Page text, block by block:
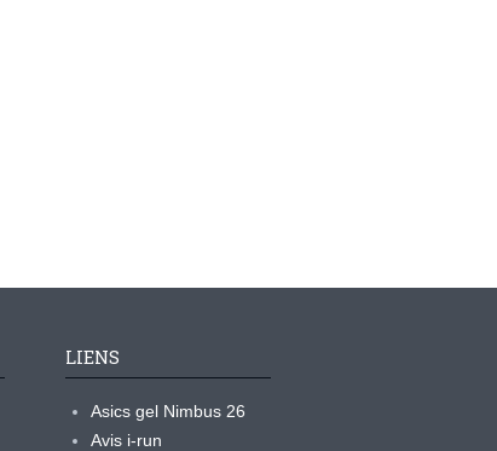
LIENS
Asics gel Nimbus 26
Avis i-run